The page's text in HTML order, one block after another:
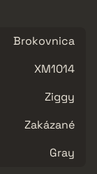
Brokovnica
XM1014
Ziggy
Zakázané
Gray